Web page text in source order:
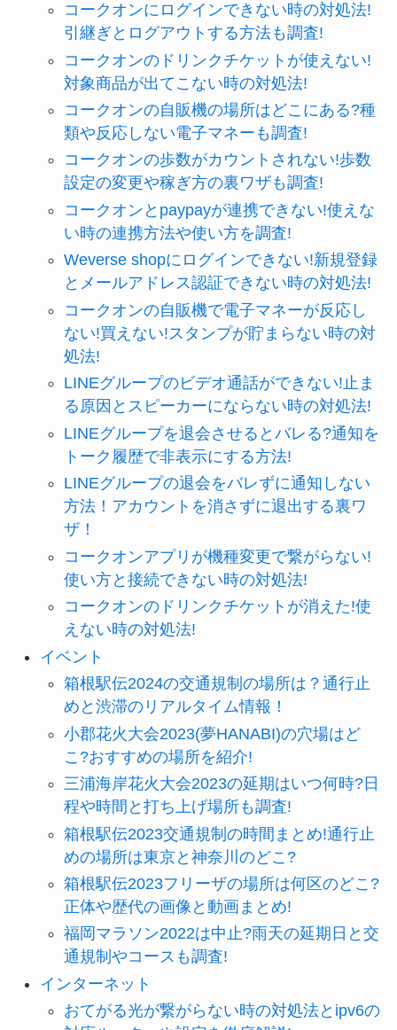
コークオンにログインできない時の対処法!
引継ぎとログアウトする方法も調査!
コークオンのドリンクチケットが使えない!
対象商品が出てこない時の対処法!
コークオンの自販機の場所はどこにある?種
類や反応しない電子マネーも調査!
コークオンの歩数がカウントされない!歩数
設定の変更や稼ぎ方の裏ワザも調査!
コークオンとpaypayが連携できない!使えな
い時の連携方法や使い方を調査!
Weverse shopにログインできない!新規登録
とメールアドレス認証できない時の対処法!
コークオンの自販機で電子マネーが反応し
ない!買えない!スタンプが貯まらない時の対
処法!
LINEグループのビデオ通話ができない!止ま
る原因とスピーカーにならない時の対処法!
LINEグループを退会させるとバレる?通知を
トーク履歴で非表示にする方法!
LINEグループの退会をバレずに通知しない
方法！アカウントを消さずに退出する裏ワ
ザ！
コークオンアプリが機種変更で繋がらない!
使い方と接続できない時の対処法!
コークオンのドリンクチケットが消えた!使
えない時の対処法!
イベント
箱根駅伝2024の交通規制の場所は？通行止
めと渋滞のリアルタイム情報！
小郡花火大会2023(夢HANABI)の穴場はど
こ?おすすめの場所を紹介!
三浦海岸花火大会2023の延期はいつ何時?日
程や時間と打ち上げ場所も調査!
箱根駅伝2023交通規制の時間まとめ!通行止
めの場所は東京と神奈川のどこ?
箱根駅伝2023フリーザの場所は何区のどこ?
正体や歴代の画像と動画まとめ!
福岡マラソン2022は中止?雨天の延期日と交
通規制やコースも調査!
インターネット
おてがる光が繋がらない時の対処法とipv6の